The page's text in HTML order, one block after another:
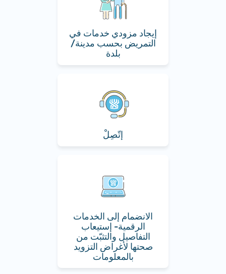
إيجاد مزودي خدمات في
التمريض بحسب مدينة/
بلدة
إتّصِلْ
الانضمام إلى الخدمات
الرقمية- إستيعاب
التفاصيل والتثبّت من
صحتها لأغراض التزويد
بالمعلومات